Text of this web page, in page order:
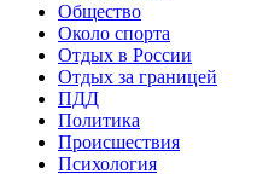
Общество
Около спорта
Отдых в России
Отдых за границей
ПДД
Политика
Происшествия
Психология